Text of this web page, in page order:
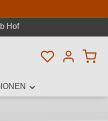
Hof
Du hast 0